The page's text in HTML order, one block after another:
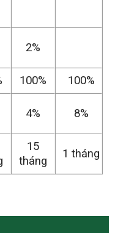
2%
100%
100%
4% 8%
15
tháng
1 tháng